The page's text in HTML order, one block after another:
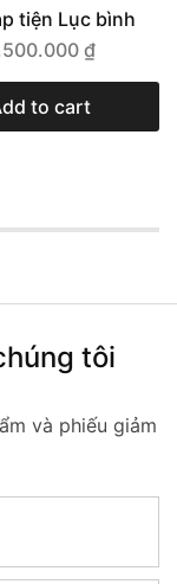
tiện Lục bình
₫
to cart
tôi
và phiếu giảm